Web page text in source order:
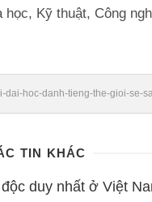
Kỹ thuật, Công
dai-hoc-danh-tieng-the-gioi-se-
TIN KHÁC
duy nhất ở Việt